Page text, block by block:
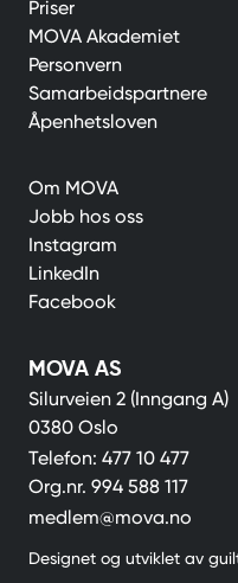
Priser
MOVA Akademiet
Personvern
Samarbeidspartnere
Åpenhetsloven
Om MOVA
Jobb hos oss
Instagram
LinkedIn
Facebook
MOVA AS
Silurveien 2 (Inngang A)
0380 Oslo
Telefon: 477 10 477
Org.nr. 994 588 117
medlem@mova.no
Designet og utviklet av